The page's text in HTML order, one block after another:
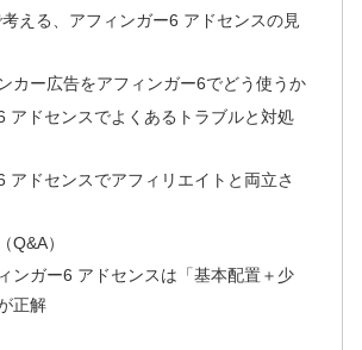
える、アフィンガー6 アドセンスの見
カー広告をアフィンガー6でどう使うか
アドセンスでよくあるトラブルと対処
アドセンスでアフィリエイトと両立さ
Q&A）
ンガー6 アドセンスは「基本配置＋少
正解